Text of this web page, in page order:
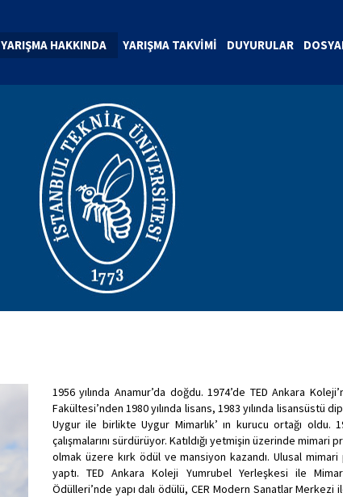
YARIŞMA HAKKINDA YARIŞMA TAKVİMİ DUYURULAR
1956 yılında Anamur’da doğdu. 1974’de TED Ankara
Fakültesi’nden 1980 yılında lisans, 1983 yılında lisansüstü
Uygur ile birlikte Uygur Mimarlık’ ın kurucu ortağı oldu.
çalışmalarını sürdürüyor. Katıldığı yetmişin üzerinde mimari
olmak üzere kırk ödül ve mansiyon kazandı. Ulusal
yaptı. TED Ankara Koleji Yumrubel Yerleşkesi ile
Ödülleri’nde yapı dalı ödülü, CER Modern Sanatlar Merkezi